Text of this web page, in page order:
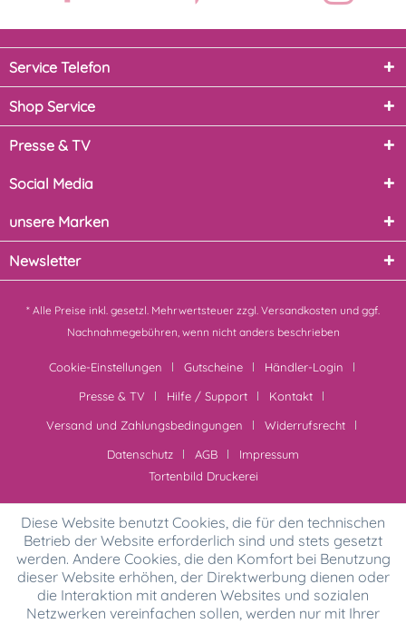
Service Telefon
Shop Service
Presse & TV
Social Media
unsere Marken
Newsletter
* Alle Preise inkl. gesetzl. Mehrwertsteuer zzgl. Versandkosten und ggf.
Nachnahmegebühren, wenn nicht anders beschrieben
Cookie-Einstellungen Gutscheine
Händler-Login
Presse & TV
Hilfe / Support
Kontakt
Versand und Zahlungsbedingungen
Widerrufsrecht
Datenschutz
AGB
Impressum
Tortenbild Druckerei
Diese Website benutzt Cookies, die für den technischen
Betrieb der Website erforderlich sind und stets gesetzt
werden. Andere Cookies, die den Komfort bei Benutzung
dieser Website erhöhen, der Direktwerbung dienen oder
die Interaktion mit anderen Websites und sozialen
Netzwerken vereinfachen sollen, werden nur mit Ihrer